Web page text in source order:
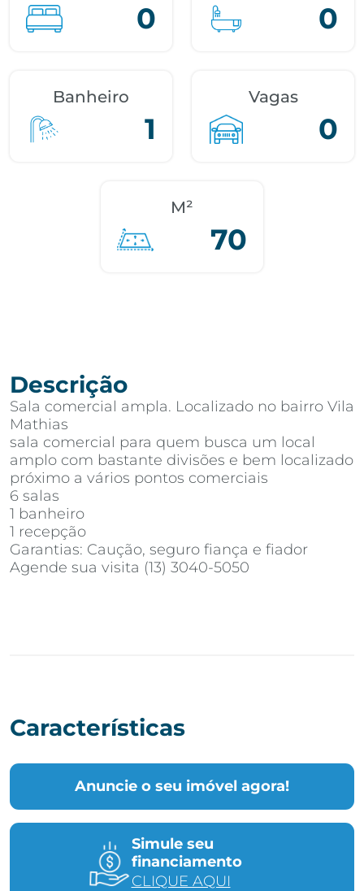
0 0
Banheiro
1
Vagas
0
M²
70
Descrição
Sala comercial ampla. Localizado no bairro Vila
Mathias
sala comercial para quem busca um local
amplo com bastante divisões e bem localizado
próximo a vários pontos comerciais
6 salas
1 banheiro
1 recepção
Garantias: Caução, seguro fiança e fiador
Agende sua visita (13) 3040-5050
Anuncie o seu imóvel agora!
Simule seu
financiamento
CLIQUE AQUI
Características